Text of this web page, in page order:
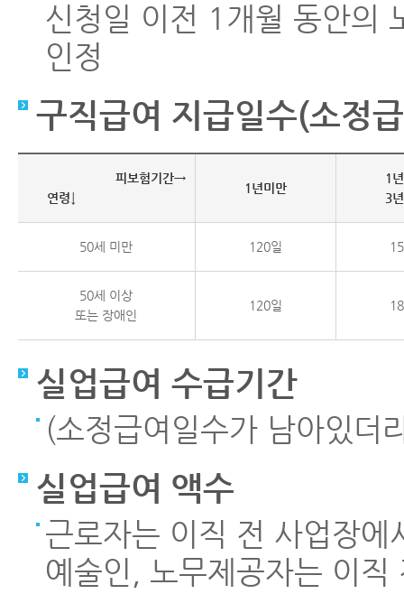
신청일 이전 1개월 동안의
인정
구직급여 지급일수(소정
연령↓
피보험기간→
1년미만
1
3
50세 미만 120일
50세 이상
또는 장애인
120일
실업급여 수급기간
(소정급여일수가 남아있더
실업급여 액수
근로자는 이직 전 사업장
예술인, 노무제공자는 이